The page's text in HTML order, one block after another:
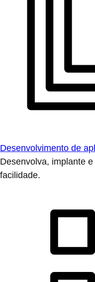
Desenvolvimento de
Desenvolva, implante
facilidade.